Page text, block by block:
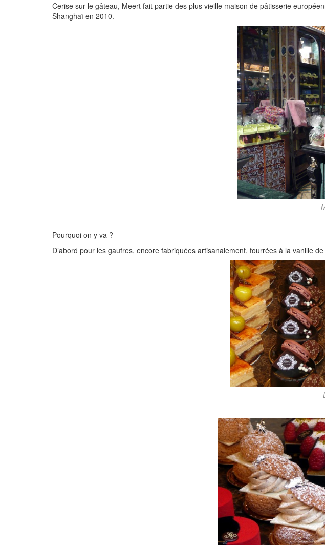
Cerise sur le gâteau, Meert fait partie des plus vieille maison de pâtisserie
Shanghaï en 2010.
Pourquoi on y va ?
D’abord pour les gaufres, encore fabriquées artisanalement, fourrées à la vanille